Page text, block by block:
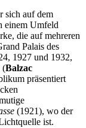
sich auf dem
einem Umfeld
die auf mehreren
Palais des
1927 und 1932,
(Balzac
präsentiert
(1921), wo der
ist.